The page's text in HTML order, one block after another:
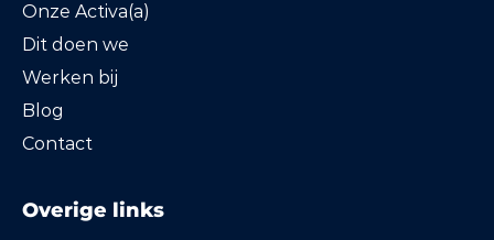
Onze Activa(a)
Dit doen we
Werken bij
Blog
Contact
Overige links